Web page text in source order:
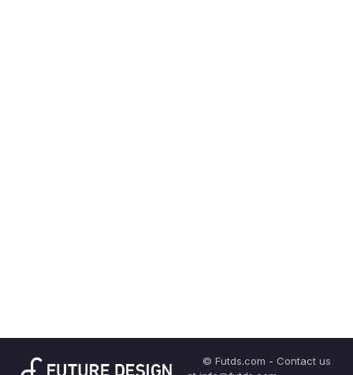
© Futds.com - Contact us